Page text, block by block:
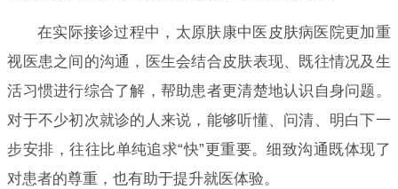
在实际接诊过程中，太原肤康中医皮肤病医院更加重
视医患之间的沟通，医生会结合皮肤表现、既往情况及生
活习惯进行综合了解，帮助患者更清楚地认识自身问题。
对于不少初次就诊的人来说，能够听懂、问清、明白下一
步安排，往往比单纯追求“快”更重要。细致沟通既体现了
对患者的尊重，也有助于提升就医体验。